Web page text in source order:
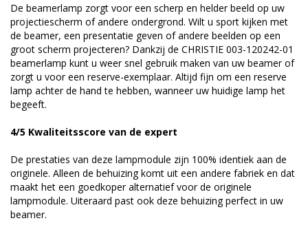
De beamerlamp zorgt voor een scherp en helder beeld op uw
projectiescherm of andere ondergrond. Wilt u sport kijken met
de beamer, een presentatie geven of andere beelden op een
groot scherm projecteren? Dankzij de CHRISTIE 003-120242-01
beamerlamp kunt u weer snel gebruik maken van uw beamer of
zorgt u voor een reserve-exemplaar. Altijd fijn om een reserve
lamp achter de hand te hebben, wanneer uw huidige lamp het
begeeft.
4/5 Kwaliteitsscore van de expert
De prestaties van deze lampmodule zijn 100% identiek aan de
originele. Alleen de behuizing komt uit een andere fabriek en dat
maakt het een goedkoper alternatief voor de originele
lampmodule. Uiteraard past ook deze behuizing perfect in uw
beamer.